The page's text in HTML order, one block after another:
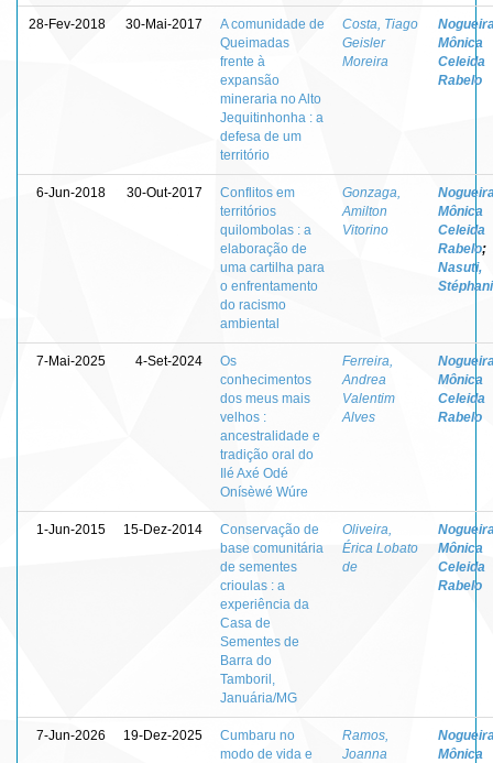
28-Fev-2018 30-Mai-2017
A comunidade de
Queimadas
frente à
expansão
mineraria no Alto
Jequitinhonha : a
defesa de um
território
Costa, Tiago
Geisler
Moreira
Mônica
Celeida
Rabelo
6-Jun-2018 30-Out-2017
Conflitos em
territórios
quilombolas : a
elaboração de
uma cartilha para
o enfrentamento
do racismo
ambiental
Gonzaga,
Amilton
Vitorino
Mônica
Celeida
Rabelo;
Nasuti,
7-Mai-2025 4-Set-2024
Os
conhecimentos
dos meus mais
velhos :
ancestralidade e
tradição oral do
Ilé Axé Odé
Onísèwé Wúre
Ferreira,
Andrea
Valentim
Alves
Mônica
Celeida
Rabelo
1-Jun-2015 15-Dez-2014
Conservação de
base comunitária
de sementes
crioulas : a
experiência da
Casa de
Sementes de
Barra do
Tamboril,
Januária/MG
Oliveira,
Érica Lobato
de
Mônica
Celeida
Rabelo
7-Jun-2026 19-Dez-2025
Cumbaru no
modo de vida e
Ramos,
Joanna
Mônica